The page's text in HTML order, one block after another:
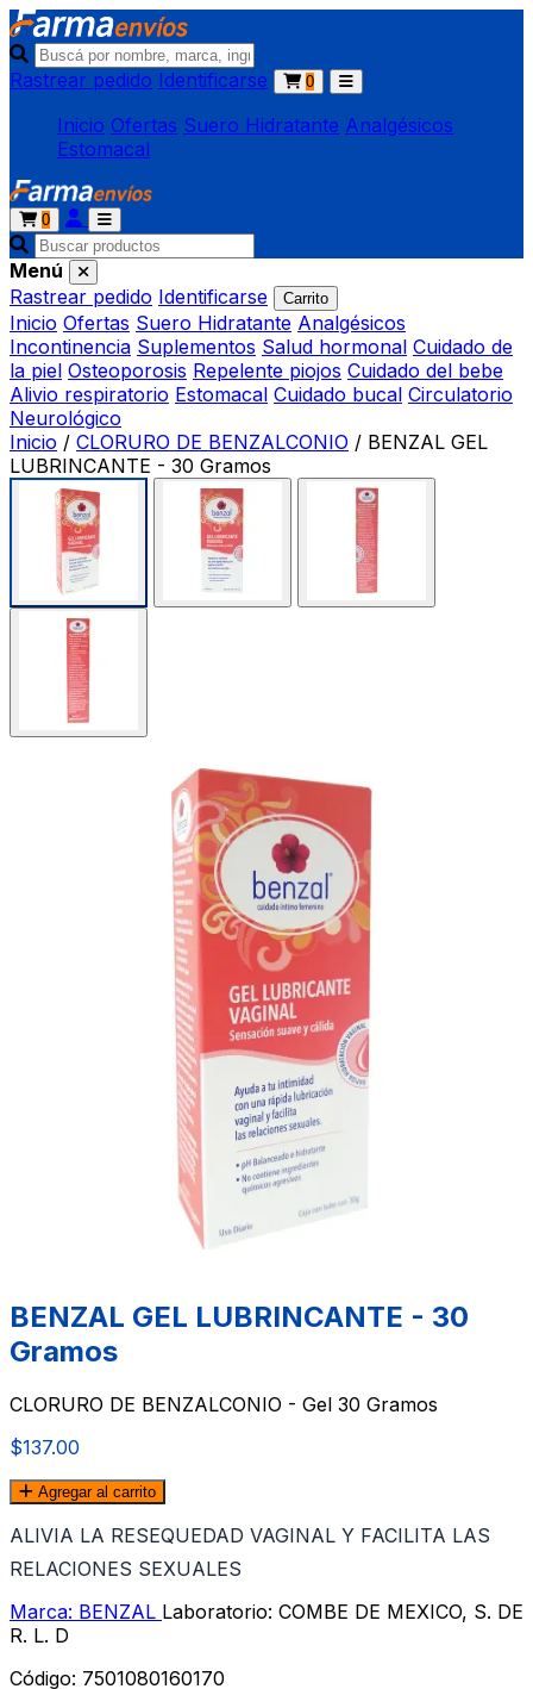
Rastrear pedido Identificarse 0
Inicio Ofertas Suero Hidratante Analgésicos
Estomacal
0
Menú
Rastrear pedido Identificarse Carrito
Inicio Ofertas Suero Hidratante Analgésicos
Incontinencia Suplementos Salud hormonal Cuidado de
la piel Osteoporosis Repelente piojos Cuidado del bebe
Alivio respiratorio Estomacal Cuidado bucal Circulatorio
Neurológico
Inicio / CLORURO DE BENZALCONIO / BENZAL GEL
LUBRINCANTE - 30 Gramos
BENZAL GEL LUBRINCANTE - 30
Gramos
CLORURO DE BENZALCONIO - Gel 30 Gramos
$137.00
Agregar al carrito
ALIVIA LA RESEQUEDAD VAGINAL Y FACILITA LAS
RELACIONES SEXUALES
Marca: BENZAL Laboratorio: COMBE DE MEXICO, S. DE
R. L. D
Código: 7501080160170